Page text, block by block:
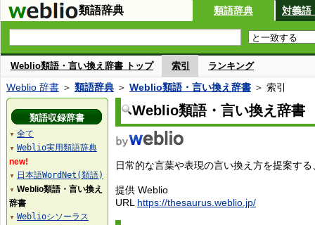
類語辞典 類語辞典 対義語
Weblio類語・言い換え辞書 トップ 索引 ランキング
Weblio 辞書 ＞ 類語辞典 ＞ Weblio類語・言い換え辞書 ＞ 索引
Weblio類語・言い換え辞書
日常的な言葉や表現の言い換え方を提案す
提供 Weblio
URL https://thesaurus.weblio.jp/
類語収録辞書
▼ 全て
▼ Weblio実用類語辞典
new!
▼ 日本語WordNet(類語)
▼ Weblio類語・言い換え
辞書
▼ Weblioシソーラス